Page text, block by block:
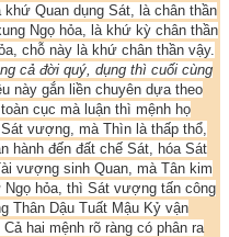
Quan dụng Sát, là chân thần
Ngọ hỏa, là khứ kỳ chân thần
chỗ này là khứ chân thần vậy.
cả đời quý, dụng thì cuối cùng
này gắn liền chuyên dựa theo
cục mà luận thì mệnh họ
vượng, mà Thìn là thấp thổ,
hành đến đất chế Sát, hóa Sát
vượng sinh Quan, mà Tân kim
hỏa, thì Sát vượng tấn công
Thân Dậu Tuất Mậu Kỷ vận
hai mệnh rõ ràng có phân ra